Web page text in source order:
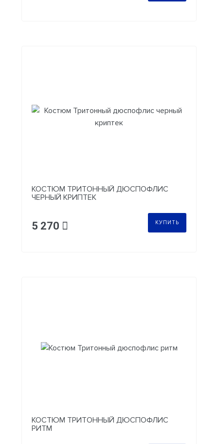
КОСТЮМ ТРИТОННЫЙ ДЮСПОФЛИС
ЧЕРНЫЙ КРИПТЕК
5 270 КУПИТЬ
КОСТЮМ ТРИТОННЫЙ ДЮСПОФЛИС
РИТМ